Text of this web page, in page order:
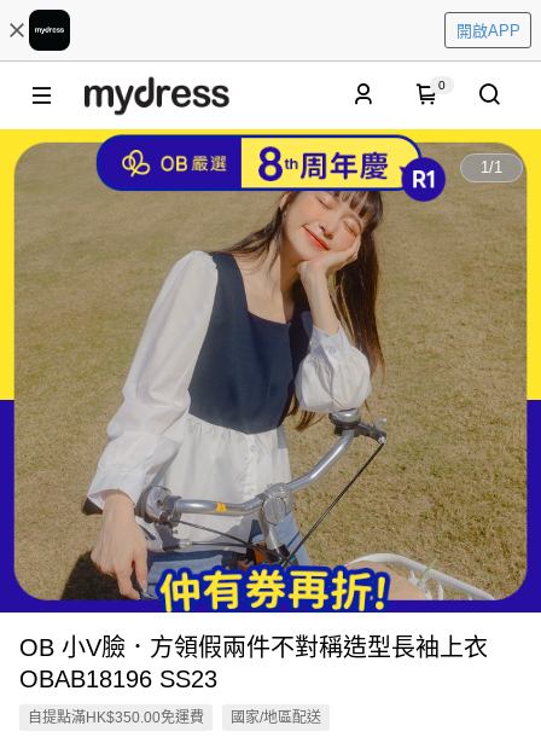
開啟APP
0
1/1
OB 小V臉．方領假兩件不對稱造型長袖上衣
OBAB18196 SS23
自提點滿HK$350.00免運費 國家/地區配送